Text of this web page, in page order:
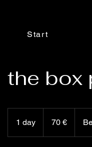
Start
the box
1 day
d
70 €